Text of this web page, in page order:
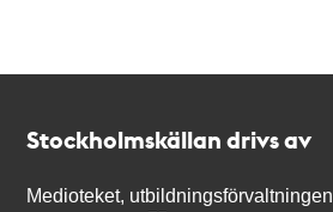
Stockholmskällan drivs av
Medioteket, utbildningsförvaltningen